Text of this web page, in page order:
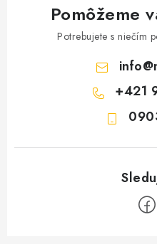
Pomôžeme
Potrebujete s niečím
info@
+421